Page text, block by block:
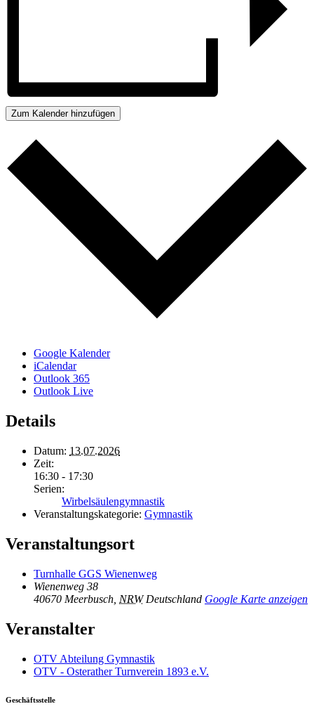
Zum Kalender hinzufügen
Google Kalender
iCalendar
Outlook 365
Outlook Live
Details
Datum: 13.07.2026
Zeit:
16:30 - 17:30
Serien:
Wirbelsäulengymnastik
Veranstaltungskategorie: Gymnastik
Veranstaltungsort
Turnhalle GGS Wienenweg
Wienenweg 38
40670 Meerbusch NRW Deutschland Google Karte anzeigen
Veranstalter
OTV Abteilung Gymnastik
OTV - Osterather Turnverein 1893 e.V.
Geschäftsstelle